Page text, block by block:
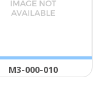
Μ3-000-010